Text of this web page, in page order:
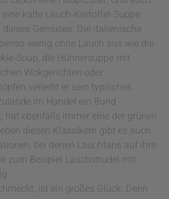
kalte Lauch-Kartoffel-Suppe,
Gemüses. Die italienische
wenig ohne Lauch aus wie die
Soup, die Hühnersuppe mit
Wokgerichten oder
verleiht er sein typisches
im Handel ein Bund
hat ebenfalls immer eine der grünen
diesen Klassikern gibt es auch
bei denen Lauchfans auf ihre
zum Beispiel Lauchstrudel mit
ist ein großes Glück. Denn